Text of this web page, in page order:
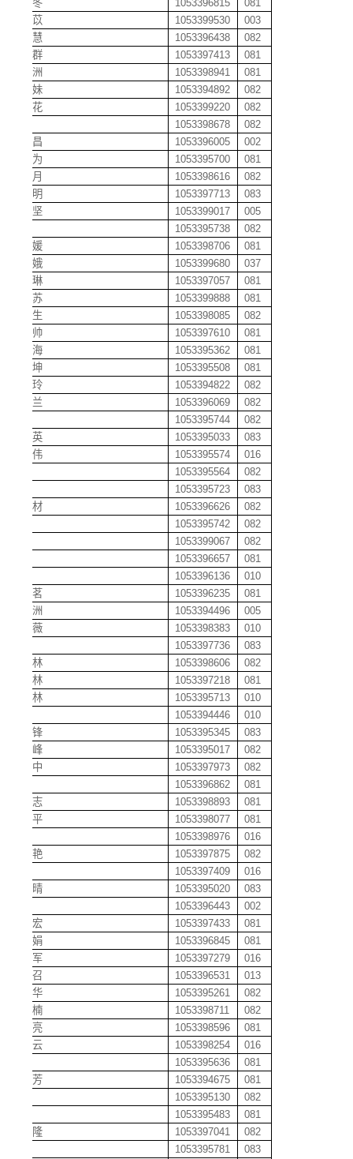
黄小冬
1053396815
081
黄轩苡
1053399530
003
黄亚慧
1053396438
082
黄亚群
1053397413
081
黄亚洲
1053398941
081
黄阎妹
1053394892
082
黄银花
1053399220
082
1053398678
082
黄永昌
1053396005
002
黄友为
1053395700
081
黄月月
1053398616
082
黄昭明
1053397713
083
黄志坚
1053399017
005
1053395738
082
黄媛媛
1053398706
081
黄嫦娥
1053399680
037
黄轲琳
1053397057
081
黄昊苏
1053399888
081
惠云生
1053398085
082
吉振帅
1053397610
081
吉忠海
1053395362
081
汲乾坤
1053395508
081
季善玲
1053394822
082
贾慧兰
1053396069
082
1053395744
082
贾群英
1053395033
083
贾月伟
1053395574
016
1053395564
082
1053395723
083
姜炳材
1053396626
082
1053395742
082
1053399067
082
1053396657
081
1053396136
010
姜榴茗
1053396235
081
姜逸洲
1053394496
005
姜雨薇
1053398383
010
1053397736
083
姜振林
1053398606
082
江美林
1053397218
081
江梦林
1053395713
010
1053394446
010
江少锋
1053395345
083
江雪峰
1053395017
082
江中中
1053397973
082
1053396862
081
蒋承志
1053398893
081
蒋海平
1053398077
081
1053398976
016
蒋君艳
1053397875
082
1053397409
016
蒋丽晴
1053395020
083
1053396443
002
蒋其宏
1053397433
081
蒋文娟
1053396845
081
蒋锡军
1053397279
016
蒋秀召
1053396531
013
蒋艳华
1053395261
082
蒋泽楠
1053398711
082
蒋章亮
1053398596
081
蒋正云
1053398254
016
1053395636
081
焦新芳
1053394675
081
1053395130
082
1053395483
081
解鑫隆
1053397041
082
1053395781
083